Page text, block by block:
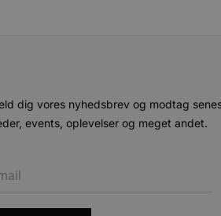
dig vores nyhedsbrev og modtag
events, oplevelser og meget andet.
variabler for
nummer, hvordan
et godt eksempel er at
at Cookie-
tilstand, mens de